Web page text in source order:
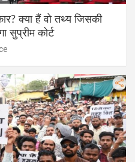
क्या हैं वो तथ्य जिसकी
सुप्रीम कोर्ट